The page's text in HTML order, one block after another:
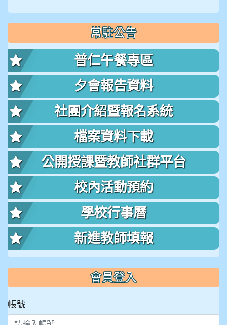
常駐公告
普仁午餐專區
夕會報告資料
社團介紹暨報名系統
檔案資料下載
公開授課暨教師社群平台
校內活動預約
學校行事曆
新進教師填報
會員登入
帳號